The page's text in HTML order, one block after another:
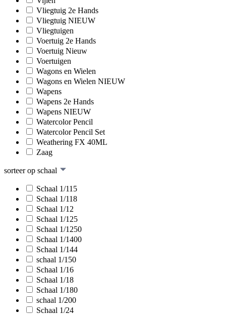
Vliegtuig 2e Hands
Vliegtuig NIEUW
Vliegtuigen
Voertuig 2e Hands
Voertuig Nieuw
Voertuigen
Wagons en Wielen
Wagons en Wielen NIEUW
Wapens
Wapens 2e Hands
Wapens NIEUW
Watercolor Pencil
Watercolor Pencil Set
Weathering FX 40ML
Zaag
sorteer op schaal
Schaal 1/115
Schaal 1/118
Schaal 1/12
Schaal 1/125
Schaal 1/1250
Schaal 1/1400
Schaal 1/144
schaal 1/150
Schaal 1/16
Schaal 1/18
Schaal 1/180
schaal 1/200
Schaal 1/24